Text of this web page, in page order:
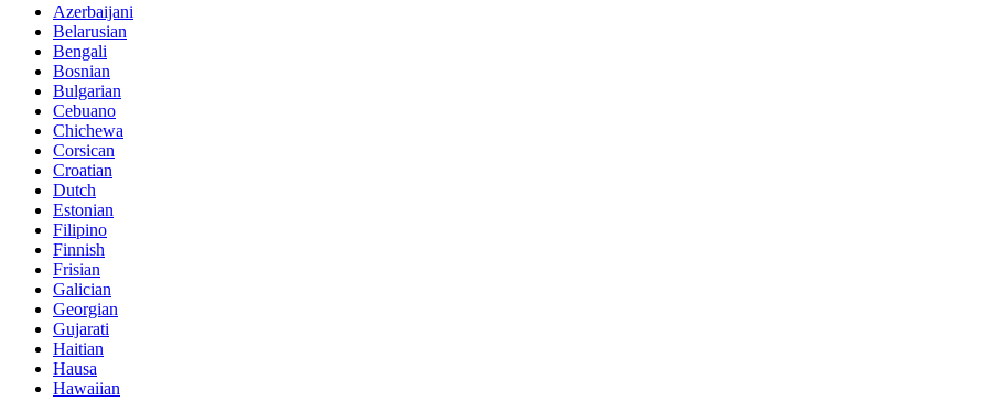
Azerbaijani
Belarusian
Bengali
Bosnian
Bulgarian
Cebuano
Chichewa
Corsican
Croatian
Dutch
Estonian
Filipino
Finnish
Frisian
Galician
Georgian
Gujarati
Haitian
Hausa
Hawaiian